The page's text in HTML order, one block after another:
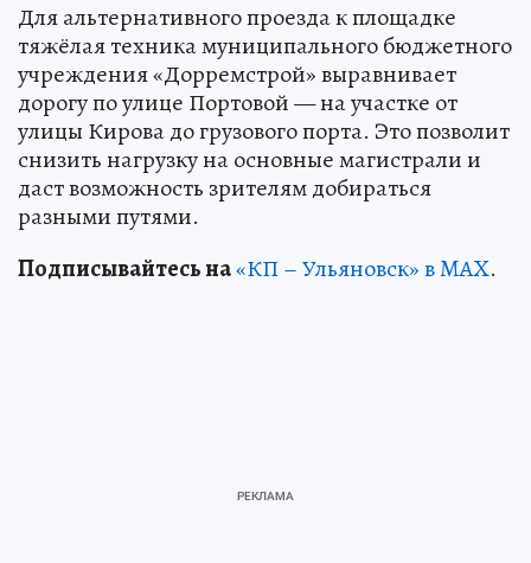
Для альтернативного проезда к площадке
тяжёлая техника муниципального бюджетного
учреждения «Дорремстрой» выравнивает
дорогу по улице Портовой — на участке от
улицы Кирова до грузового порта. Это позволит
снизить нагрузку на основные магистрали и
даст возможность зрителям добираться
разными путями.
Подписывайтесь на«КП – Ульяновск» в MAX.